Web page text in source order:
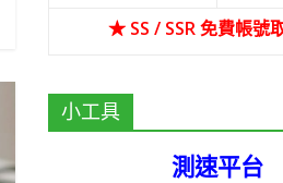
★ SS / SSR 免費帳號
小工具
測速平台